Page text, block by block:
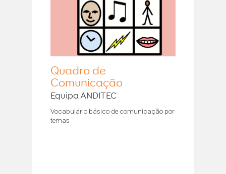
Quadro de
Comunicação
Equipa ANDITEC
Vocabulário básico de comunicação por
temas